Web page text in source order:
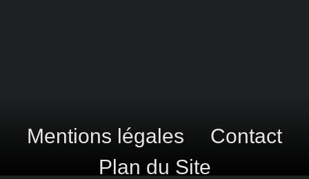
Mentions légales
Contact
Plan du Site